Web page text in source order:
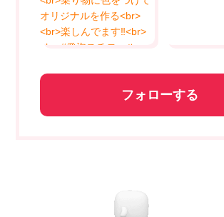
フォローする